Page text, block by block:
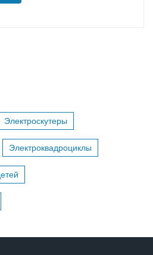
Электроскутеры
Электроквадроциклы